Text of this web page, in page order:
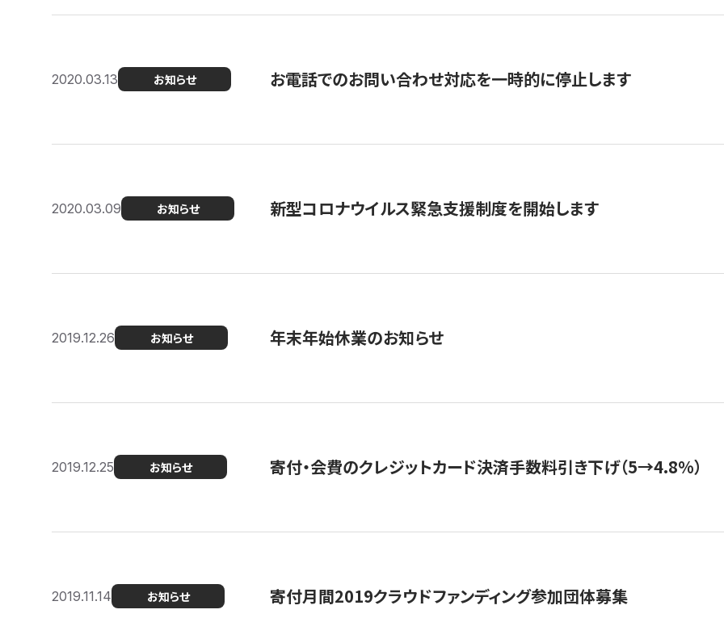
2020.03.13 お知らせ お電話でのお問い合わせ対応を一時的に停止します
2020.03.09 お知らせ 新型コロナウイルス緊急支援制度を開始します
2019.12.26 お知らせ 年末年始休業のお知らせ
2019.12.25 お知らせ 寄付・会費のクレジットカード決済手数料引き下げ（5→4.8%）
2019.11.14 お知らせ 寄付月間2019クラウドファンディング参加団体募集